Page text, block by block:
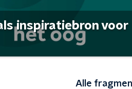
inspiratiebron voor
Alle